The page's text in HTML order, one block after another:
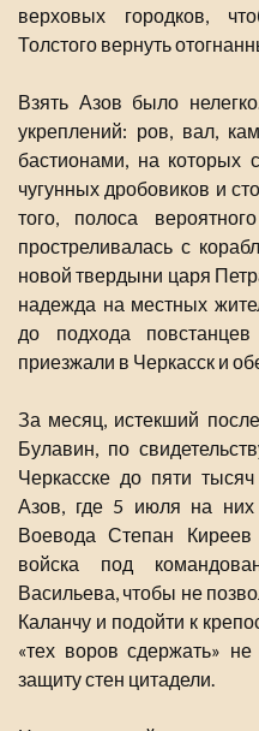
верховых городков,
Толстого вернуть
Взять Азов было
укреплений: ров, вал,
бастионами, на которых
чугунных дробовиков и
того, полоса
простреливалась с
новой твердыни царя
надежда на местных
до подхода
приезжали в Черкасск и
За месяц, истекший
Булавин, по
Черкасске до пяти
Азов, где 5 июля на них
Воевода Степан Киреев
войска под
Васильева, чтобы не
Каланчу и подойти к
«тех воров сдержать»
защиту стен цитадели.